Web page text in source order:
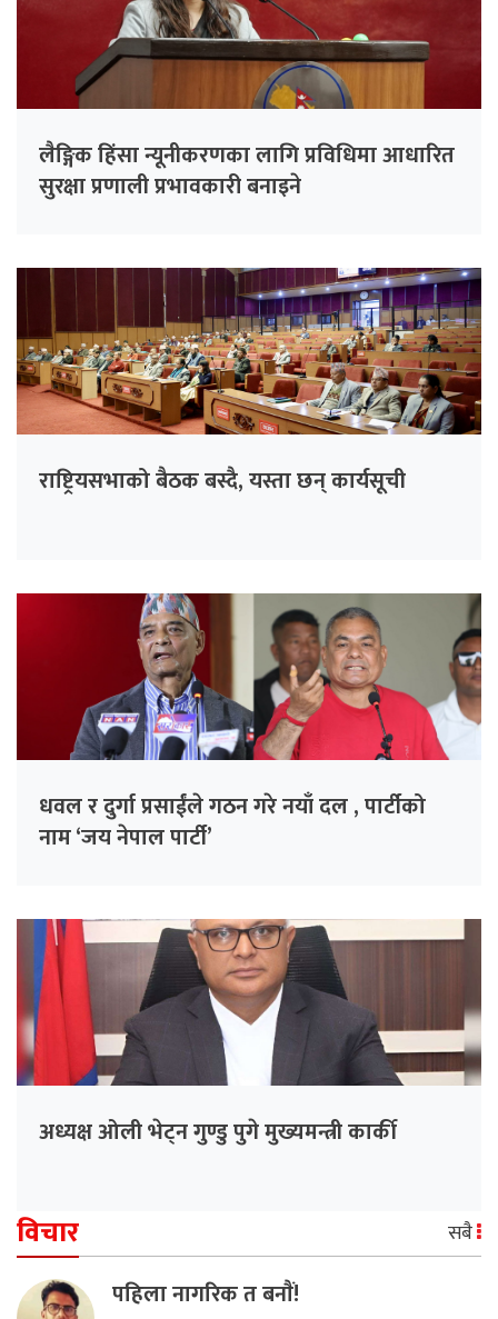
लैङ्गिक हिंसा न्यूनीकरणका लागि प्रविधिमा आधारित
सुरक्षा प्रणाली प्रभावकारी बनाइने
राष्ट्रियसभाको बैठक बस्दै, यस्ता छन् कार्यसूची
धवल र दुर्गा प्रसाईंले गठन गरे नयाँ दल , पार्टीको
नाम ‘जय नेपाल पार्टी’
अध्यक्ष ओली भेट्न गुण्डु पुगे मुख्यमन्त्री कार्की
विचार सबै
पहिला नागरिक त बनाैं!